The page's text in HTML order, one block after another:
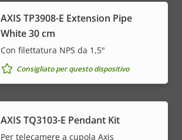
AXIS TP3908-E Extension Pipe
White 30 cm
Con filettatura NPS da 1,5"
Consigliato per questo dispositivo
AXIS TQ3103-E Pendant Kit
Per telecamere a cupola Axis